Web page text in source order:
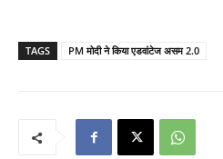
TAGS PM मोदी ने किया एडवांटेज असम 2.0